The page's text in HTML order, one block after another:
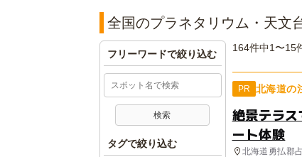
全国のプラネタリウム・天文
164件中1〜15
PR 北海道の
絶景テラ
ート体験
北海道勇払郡
フリーワードで絞り込む
タグで絞り込む